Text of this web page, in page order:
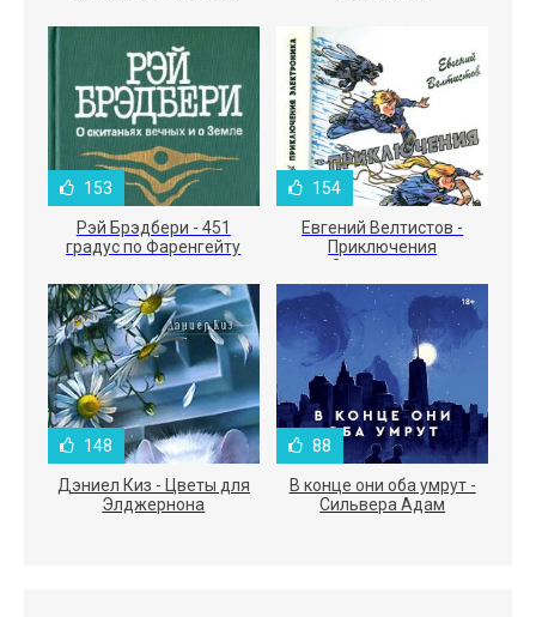
153
Рэй Брэдбери - 451
градус по Фаренгейту
154
Евгений Велтистов -
Приключения
Электроника
148
Дэниел Киз - Цветы для
Элджернона
88
В конце они оба умрут -
Сильвера Адам